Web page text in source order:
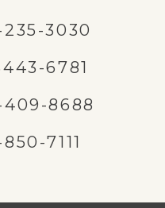
3030
6781
8688
7111